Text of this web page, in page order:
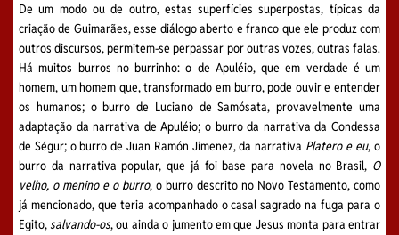
De um modo ou de outro, estas superfícies superpostas, típicas da
criação de Guimarães, esse diálogo aberto e franco que ele produz com
outros discursos, permitem-se perpassar por outras vozes, outras falas.
Há muitos burros no burrinho: o de Apuléio, que em verdade é um
homem, um homem que, transformado em burro, pode ouvir e entender
os humanos; o burro de Luciano de Samósata, provavelmente uma
adaptação da narrativa de Apuléio; o burro da narrativa da Condessa
de Ségur; o burro de Juan Ramón Jimenez, da narrativa Platero e eu, o
burro da narrativa popular, que já foi base para novela no Brasil, O
velho, o menino e o burro, o burro descrito no Novo Testamento, como
já mencionado, que teria acompanhado o casal sagrado na fuga para o
Egito, salvando-os, ou ainda o jumento em que Jesus monta para entrar